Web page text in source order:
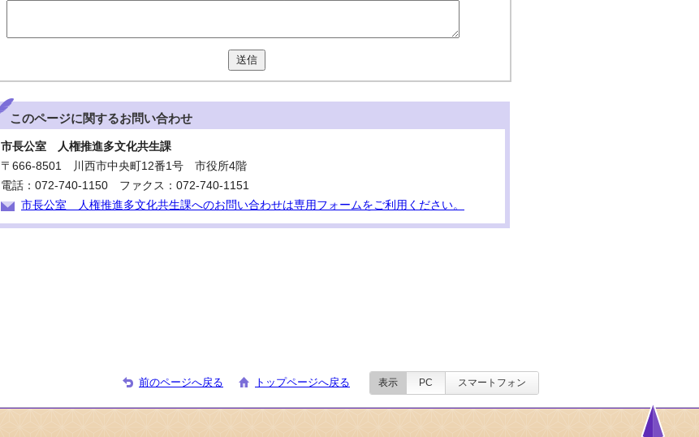
送信
このページに関するお問い合わせ
市長公室 人権推進多文化共生課
〒666-8501 川西市中央町12番1号 市役所4階
電話：072-740-1150 ファクス：072-740-1151
市長公室 人権推進多文化共生課へのお問い合わせは専用フォームをご利用ください。
前のページへ戻る トップページへ戻る 表示 PC スマートフォン